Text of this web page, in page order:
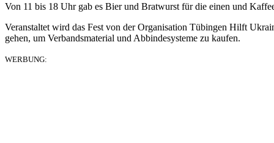
Von 11 bis 18 Uhr gab es Bier und Bratwurst für die einen und
Veranstaltet wird das Fest von der Organisation Tübingen Hilft
gehen, um Verbandsmaterial und Abbindesysteme zu kaufen.
WERBUNG: